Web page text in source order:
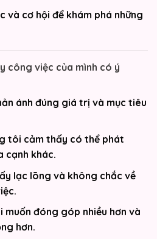
và cơ hội để khám phá những
công việc của mình có ý
ánh đúng giá trị và mục tiêu
tôi cảm thấy có thể phát
cạnh khác.
lạc lõng và không chắc về
muốn đóng góp nhiều hơn và
hơn.